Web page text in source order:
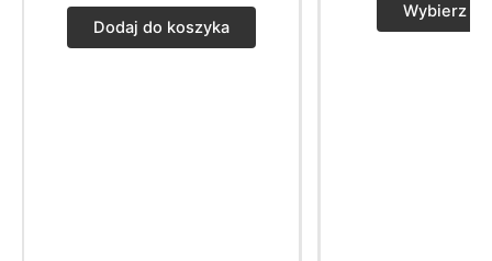
Dodaj do koszyka
Wybierz